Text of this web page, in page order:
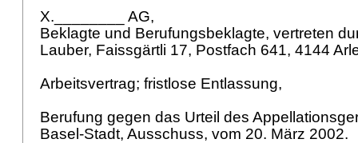
X.________ AG,
Beklagte und Berufungsbeklagte, vertreten
Lauber, Faissgärtli 17, Postfach 641, 4144
Arbeitsvertrag; fristlose Entlassung,
Berufung gegen das Urteil des
Basel-Stadt, Ausschuss, vom 20. März 2002.